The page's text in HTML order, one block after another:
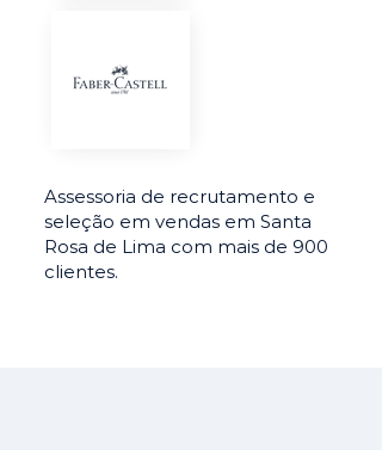
Assessoria de recrutamento e
seleção em vendas em Santa
Rosa de Lima com mais de 900
clientes.